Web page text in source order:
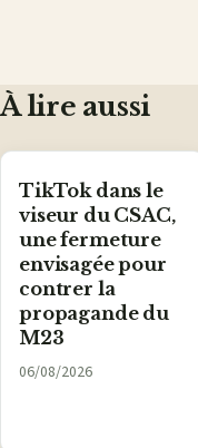
À lire aussi
TikTok dans le
viseur du CSAC,
une fermeture
envisagée pour
contrer la
propagande du
M23
06/08/2026